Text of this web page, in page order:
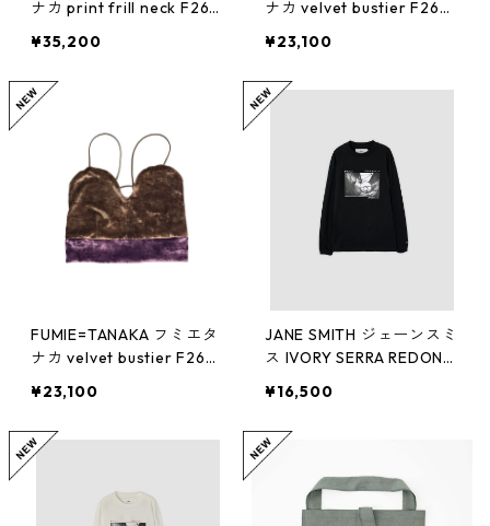
ナカ print frill neck F26A
¥35,200
ナカ velvet bustier F26A4
¥23,100
FUMIE=TANAKA フミエタ
ナカ velvet bustier F26A4
¥23,100
JANE SMITH ジェーンスミ
ス IVORY SERRA REDOND
T (BLK)
¥16,500